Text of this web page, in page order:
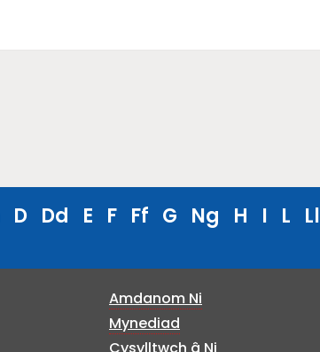
D Dd E F Ff G Ng H I L Ll
Amdanom Ni
Mynediad